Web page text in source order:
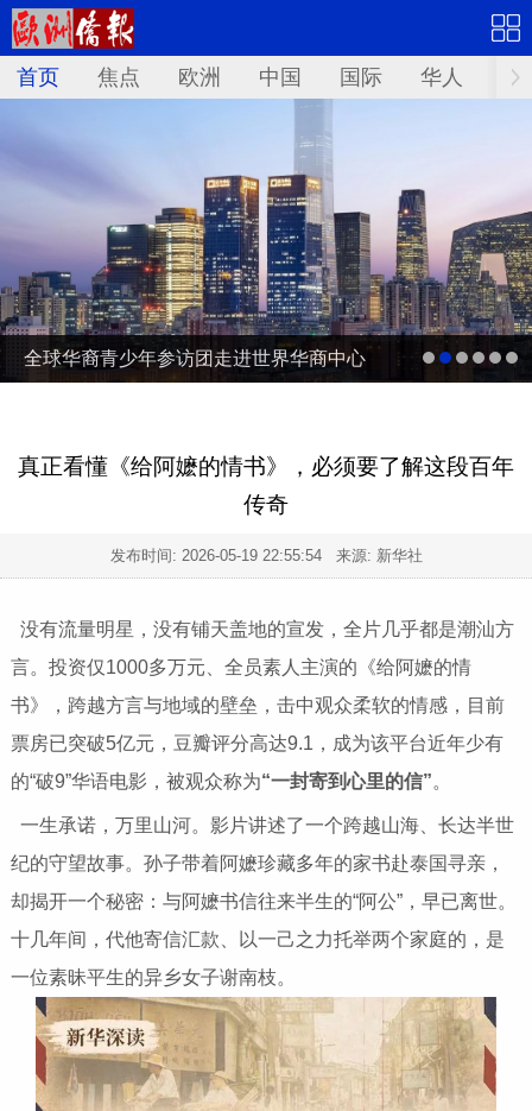
首页 焦点 欧洲 中国 国际 华人 文
全球华裔青少年参访团走进世界华商中心
真正看懂《给阿嬷的情书》，必须要了解这段百年
传奇
发布时间: 2026-05-19 22:55:54来源: 新华社
没有流量明星，没有铺天盖地的宣发，全片几乎都是潮汕方
言。投资仅1000多万元、全员素人主演的《给阿嬷的情
书》，跨越方言与地域的壁垒，击中观众柔软的情感，目前
票房已突破5亿元，豆瓣评分高达9.1，成为该平台近年少有
的“破9”华语电影，被观众称为“一封寄到心里的信”。
一生承诺，万里山河。影片讲述了一个跨越山海、长达半世
纪的守望故事。孙子带着阿嬷珍藏多年的家书赴泰国寻亲，
却揭开一个秘密：与阿嬷书信往来半生的“阿公”，早已离世。
十几年间，代他寄信汇款、以一己之力托举两个家庭的，是
一位素昧平生的异乡女子谢南枝。